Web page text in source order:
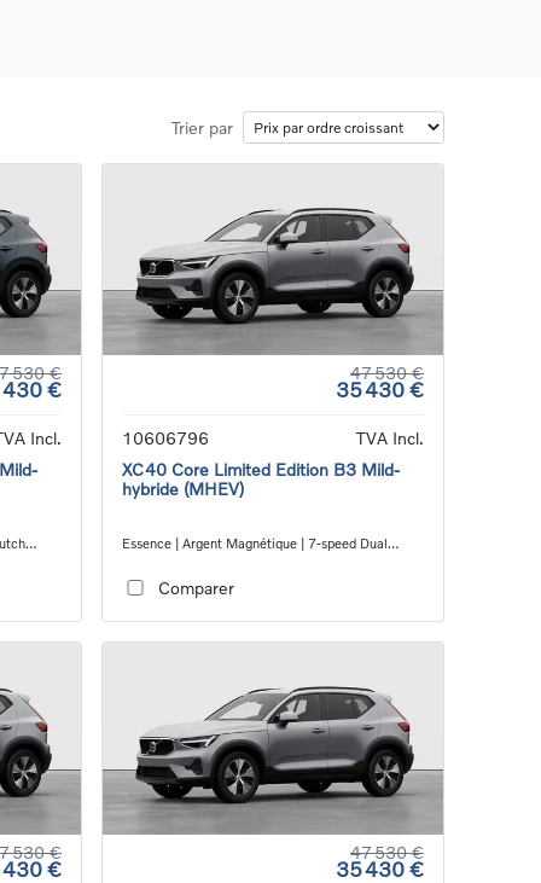
Trier par
530 €
430 €
Incl.
47 530 €
35 430 €
10606796
TVA Incl.
XC40 Core Limited Edition B3 Mild-
hybride (MHEV)
Essence | Argent Magnétique | 7-speed Dual
Comparer
530 €
430 €
47 530 €
35 430 €